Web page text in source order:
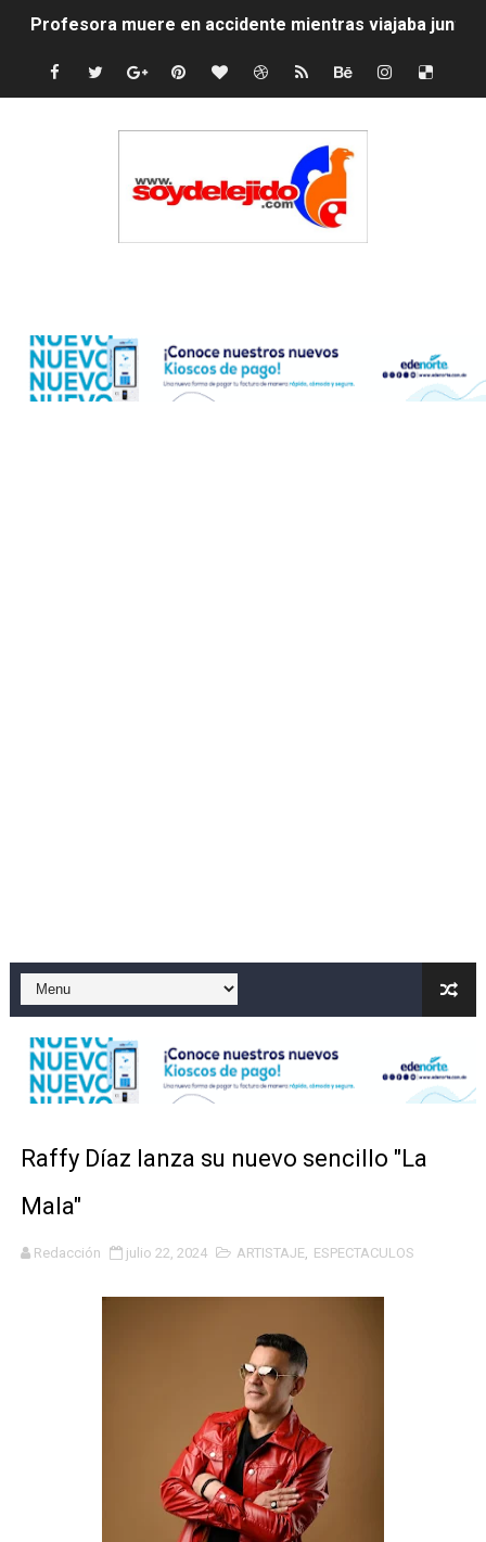
Profesora muere en accidente mientras viajaba junto
Indomet vaticina lluvias dispersa para este lunes
Lionel Messi y su familia despiden a su padre Jorge
SNS fortalece servicios diagnósticos en centros de
Discusión familiar termina en muerte de un joven en
Playas públicas y hoteles: ¿hasta dónde puede
Dólar bajó 9 cts. y era vendido a $58.44; el euro subió a
EDENORTE impulsa el desarrollo energético del
Muere motociclista tras accidente vial contra poste
Director SNS proyecta 150 hospitales operen con
Raffy Díaz lanza su nuevo sencillo "La
Mala"
Redacción julio 22, 2024 ARTISTAJE, ESPECTACULOS